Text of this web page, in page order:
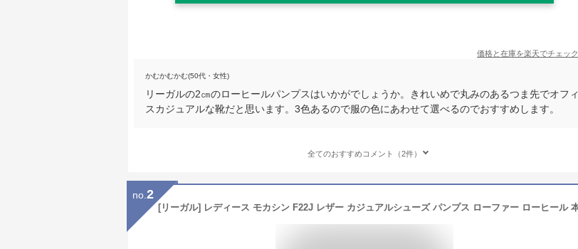
価格と在庫を楽天でチェック
かむかむかむ(50代・女性)
リーガルの2㎝のローヒールパンプスはいかがでしょうか。きれいめで丸みのあるつま先でオフィ
スカジュアルな靴だと思います。3色あるので服の色にあわせて選べるのでおすすめします。
全てのおすすめコメント（2件）
no. 2